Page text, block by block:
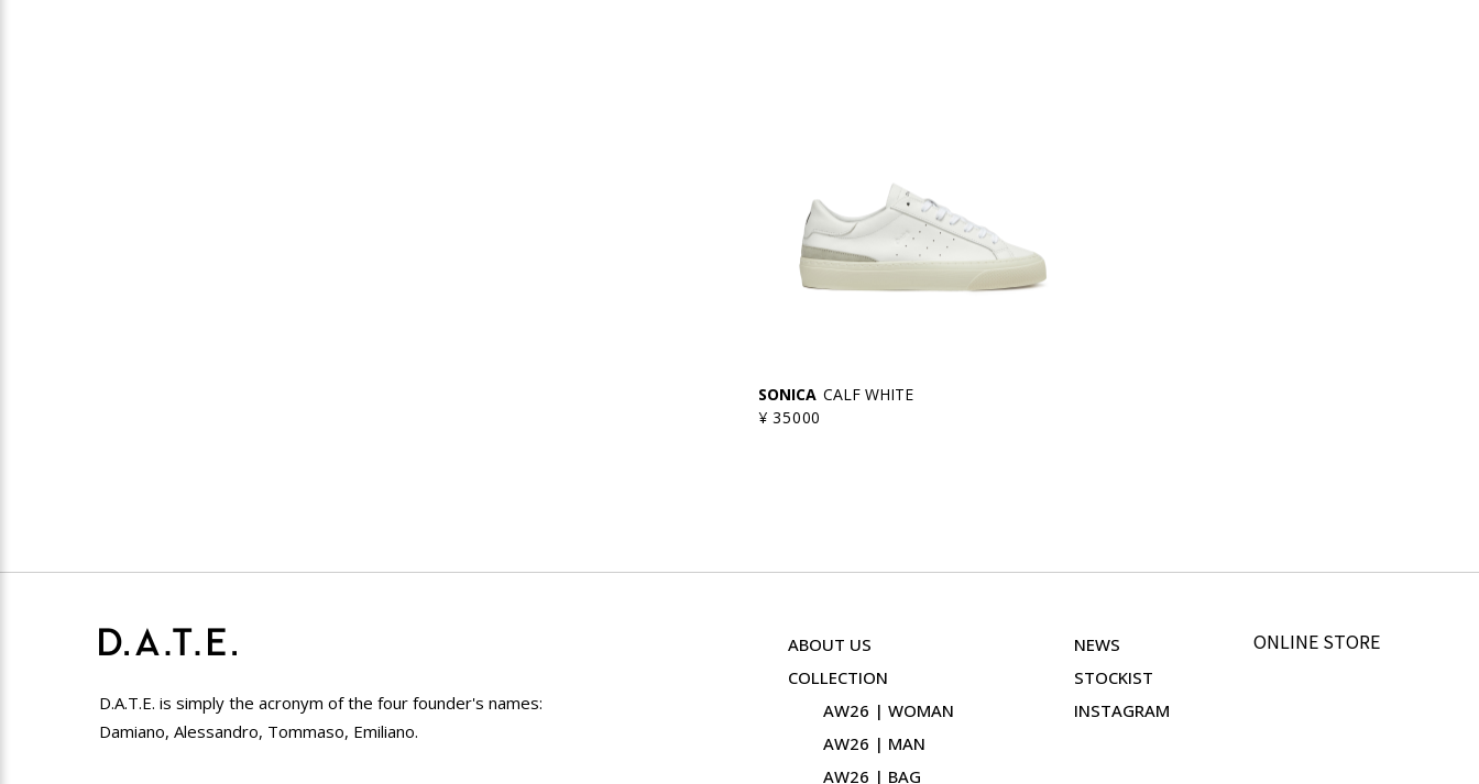
SONICA CALF WHITE
¥ 35000
D.A.T.E. is simply the acronym of the four founder's names:
Damiano, Alessandro, Tommaso, Emiliano.
ABOUT US
COLLECTION
AW26 | WOMAN
AW26 | MAN
AW26 | BAG
NEWS
STOCKIST
INSTAGRAM
ONLINE STORE